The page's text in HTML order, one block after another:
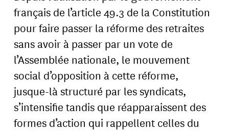
français de l’article 49.3 de la Constitution
pour faire passer la réforme des retraites
sans avoir à passer par un vote de
l’Assemblée nationale, le mouvement
social d’opposition à cette réforme,
jusque-là structuré par les syndicats,
s’intensifie tandis que réapparaissent des
formes d’action qui rappellent celles du